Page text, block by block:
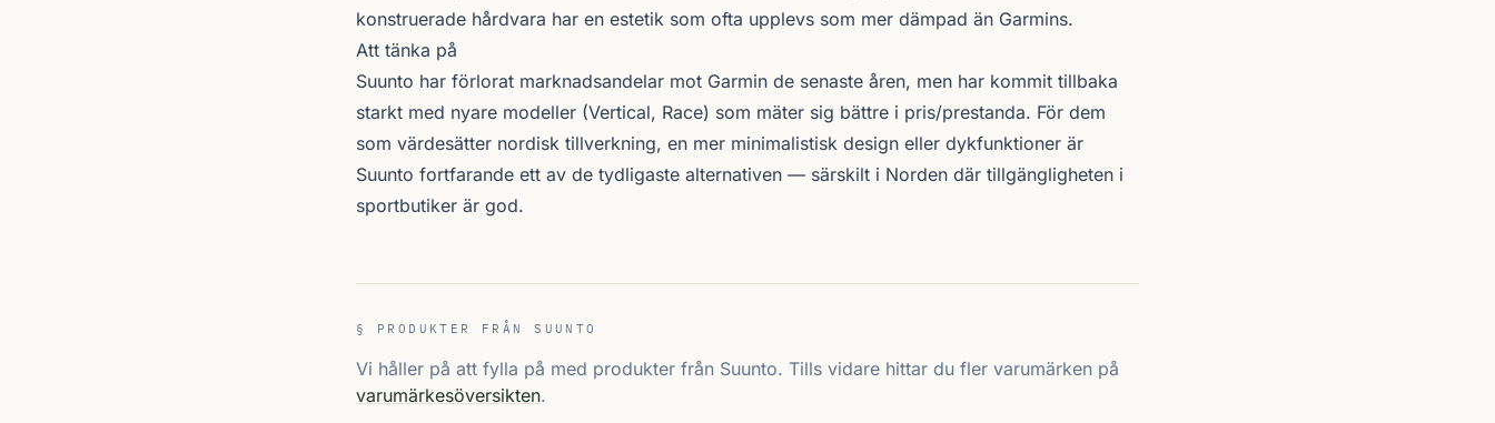
konstruerade hårdvara har en estetik som ofta upplevs som mer dämpad än Garmins.
Att tänka på
Suunto har förlorat marknadsandelar mot Garmin de senaste åren, men har kommit tillbaka
starkt med nyare modeller (Vertical, Race) som mäter sig bättre i pris/prestanda. För dem
som värdesätter nordisk tillverkning, en mer minimalistisk design eller dykfunktioner är
Suunto fortfarande ett av de tydligaste alternativen — särskilt i Norden där tillgängligheten i
sportbutiker är god.
§ PRODUKTER FRÅN SUUNTO
Vi håller på att fylla på med produkter från Suunto. Tills vidare hittar du fler varumärken på
varumärkesöversikten.